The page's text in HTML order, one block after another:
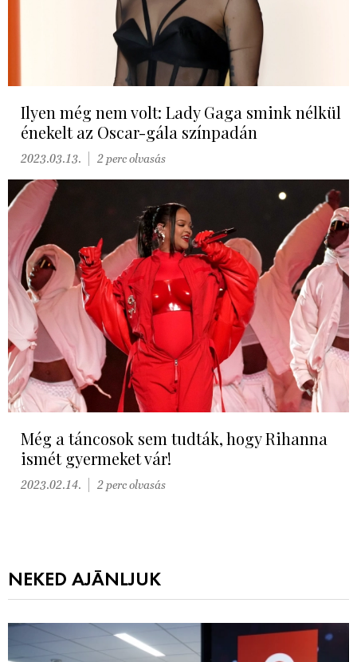
Ilyen még nem volt: Lady Gaga smink nélkül
énekelt az Oscar-gála színpadán
2023.03.13. 2 perc olvasás
Még a táncosok sem tudták, hogy Rihanna
ismét gyermeket vár!
2023.02.14. 2 perc olvasás
NEKED AJÁNLJUK